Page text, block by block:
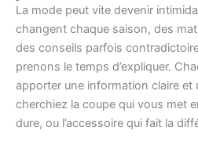
La mode peut vite devenir
changent chaque saison, des
des conseils parfois
prenons le temps d’expliquer.
apporter une information claire
cherchiez la coupe qui vous met
dure, ou l’accessoire qui fait la